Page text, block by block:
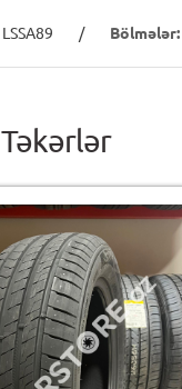
LSSA89 / Bölmələr: